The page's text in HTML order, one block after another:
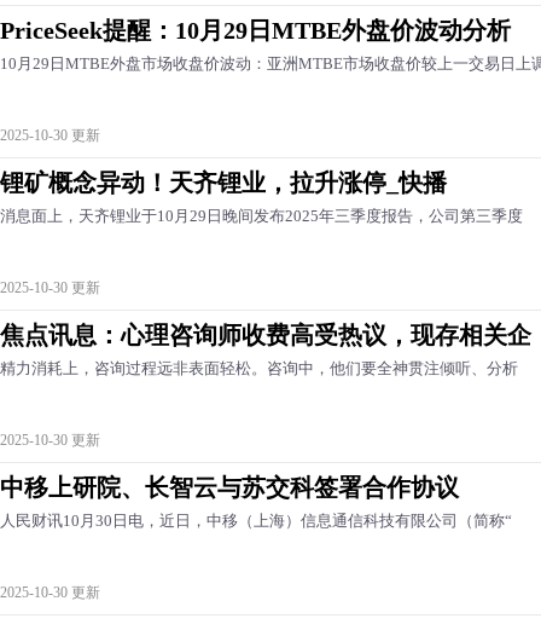
PriceSeek提醒：10月29日MTBE外盘价波动分析
10月29日MTBE外盘市场收盘价波动：亚洲MTBE市场收盘价较上一交易日上
2025-10-30 更新
锂矿概念异动！天齐锂业，拉升涨停_快播
消息面上，天齐锂业于10月29日晚间发布2025年三季度报告，公司第三季度
2025-10-30 更新
焦点讯息：心理咨询师收费高受热议，现存相关企
精力消耗上，咨询过程远非表面轻松。咨询中，他们要全神贯注倾听、分析
2025-10-30 更新
中移上研院、长智云与苏交科签署合作协议
人民财讯10月30日电，近日，中移（上海）信息通信科技有限公司（简称“
2025-10-30 更新